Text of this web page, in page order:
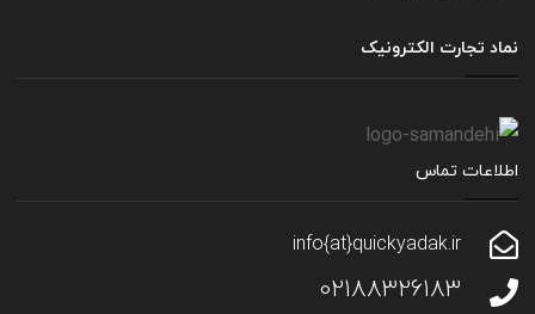
نماد تجارت الکترونیک
اطلاعات تماس
info{at}quickyadak.ir
02188326183